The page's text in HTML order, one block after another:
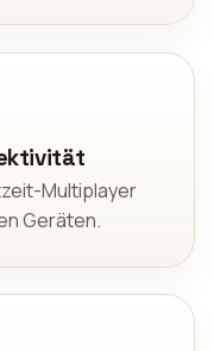
Multiplayer
Geräten.